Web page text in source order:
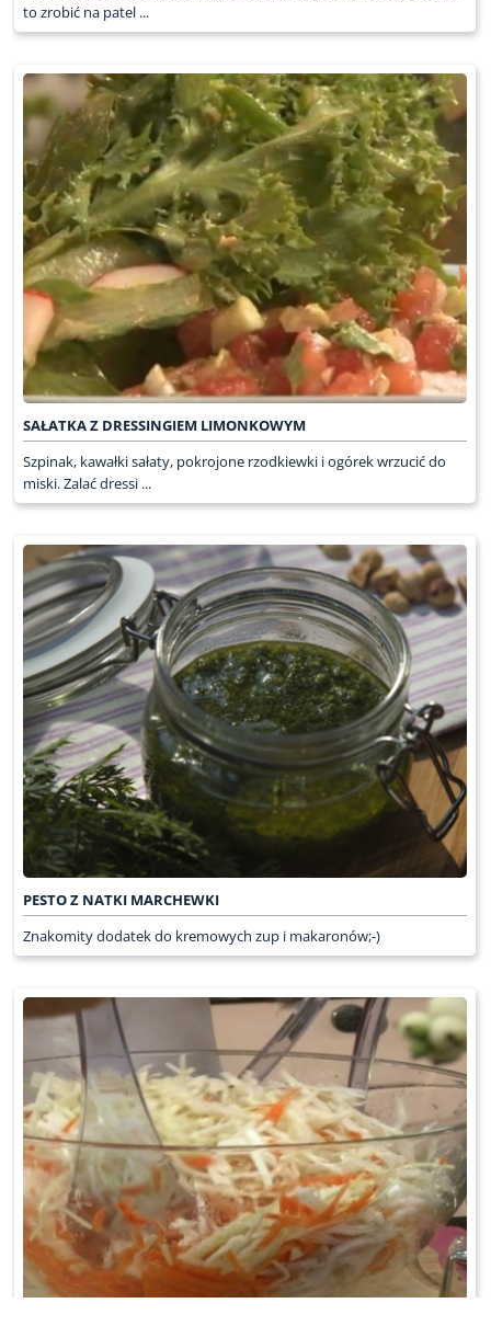
to zrobić na patel ...
SAŁATKA Z DRESSINGIEM LIMONKOWYM
Szpinak, kawałki sałaty, pokrojone rzodkiewki i ogórek wrzucić do
miski. Zalać dressi ...
PESTO Z NATKI MARCHEWKI
Znakomity dodatek do kremowych zup i makaronów;-)